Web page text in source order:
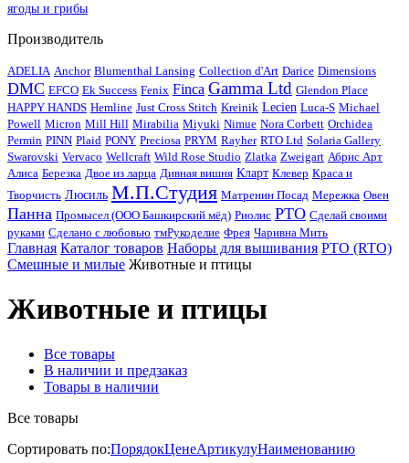
ягоды и грибы
Производитель
ADELIA Anchor Blumenthal Lansing Collection d'Art Darice Dimensions
DMC EFCO Ek Success Fenix Finca Gamma Ltd Glendon Place
HAPPY HANDS Hemline Just Cross Stitch Kreinik Lecien Luca-S Michael
Powell Micron Mill Hill Mirabilia Miyuki Nimue Nora Corbett Orchidea
Permin PINN Plaid PONY Preciosa PRYM Rayher RTO Ltd Solaria Gallery
Swarovski Vervaco Wellcraft Wild Rose Studio Zlatka Zweigart Абрис Арт
Алиса Березка Двое из ларца Дивная вишня Кларт Клевер Краса и
Творчисть Люсиль М.П.Студия Матренин Посад Мережка Овен
Панна Промысел (ООО Башкирский мёд) Риолис РТО Сделай своими
руками Сделано с любовью тмРукоделиe Фрея Чаривна Мить
Главная Каталог товаров Наборы для вышивания РТО (RTO)
Смешные и милые Животные и птицы
Животные и птицы
Все товары
В наличии и предзаказ
Товары в наличии
Все товары
Сортировать по:ПорядокЦенеАртикулуНаименованию